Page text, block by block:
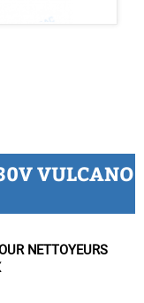
VULCANO
NETTOYEURS